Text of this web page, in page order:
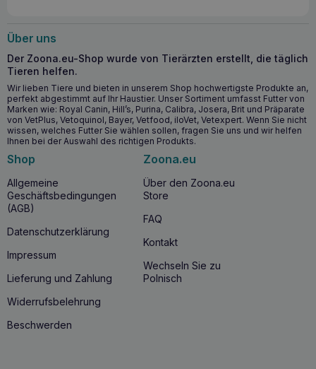
Die Einnahme von
Alters empfohlen. Besonders empfehlenswert ist es bei
Hunden mitHauterkrankungen mit Juckreiz, Allergien,
Atopie, vermehrtem Haarausfall sowie bei Arthrose,
Nierenversagen, zur Unterstützung der Gesundheit von
älteren Hundenund bei der Ernährung vonträchtigen
undsäugendenHündinnen.
Warum GAMEDOG Island Fischöl 18/12 250ml
Wenn Sie sich fürGAMEDOG Iceland Fish Oil 18/12 250ml
entscheiden, stellen Sie sicher, dass Ihr Hund Zugang zu
Omega-3-Fettsäuren
Erhaltung von Gesundheit und Wohlbefinden entscheidend
sind. Das Produkt hat eine hohe Bioverfügbarkeit und ist
frei von Schwermetallen und anderen Verunreinigungen,
wodurch es sicher und wirksam ist. Die Einnahme dieses Öls
ist eine einfache und wirksame Methode zur Verbesserung
des Hautzustands, des Fells, zur Unterstützung der Herz-
Kreislauf-Funktion und der Neuroprotektion.
Über uns
Der Zoona.eu-Shop wurde von Tierärzten erstellt, die täglich
Tieren helfen.
Wir lieben Tiere und bieten in unserem Shop hochwertigste Produkte an,
perfekt abgestimmt auf Ihr Haustier. Unser Sortiment umfasst Futter von
Marken wie: Royal Canin, Hill’s, Purina, Calibra, Josera, Brit und Präparate
von VetPlus, Vetoquinol, Bayer, Vetfood, iloVet, Vetexpert. Wenn Sie nicht
wissen, welches Futter Sie wählen sollen, fragen Sie uns und wir helfen
Ihnen bei der Auswahl des richtigen Produkts.
Shop
Allgemeine
Geschäftsbedingungen
(AGB)
Datenschutzerklärung
Impressum
Lieferung und Zahlung
Widerrufsbelehrung
Beschwerden
Zoona.eu
Über den Zoona.eu
Store
FAQ
Kontakt
Wechseln Sie zu
Polnisch